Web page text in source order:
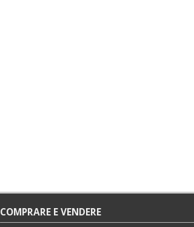
COMPRARE E VENDERE